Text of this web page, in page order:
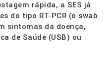
rápida, a SES já
do tipo RT-PCR (o swab
sintomas da doença,
de Saúde (USB) ou